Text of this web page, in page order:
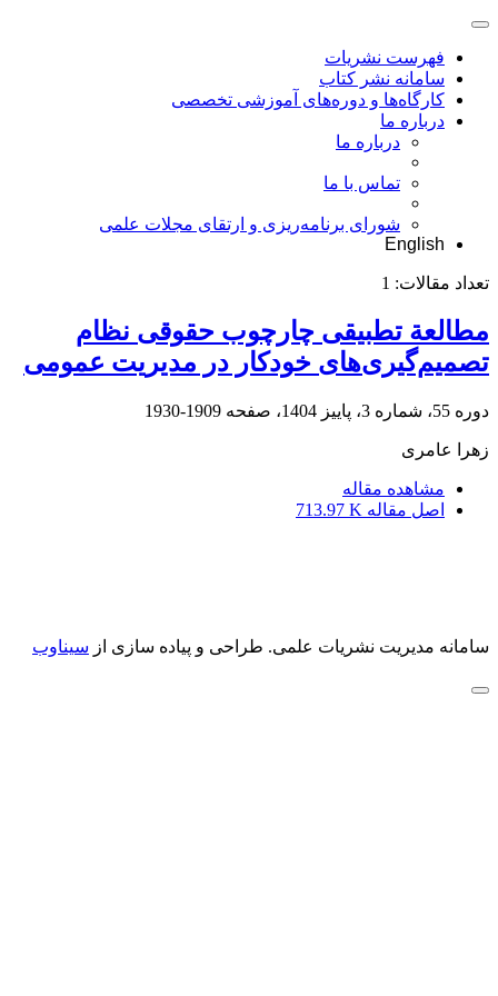
فهرست نشریات
سامانه نشر کتاب
کارگاه‌ها و دوره‌های آموزشی تخصصی
درباره ما
درباره ما
تماس با ما
شورای برنامه‌ریزی و ارتقای مجلات علمی
English
تعداد مقالات: 1
مطالعة تطبیقی چارچوب حقوقی نظام
تصمیم‌گیری‌های خودکار در مدیریت عمومی
دوره 55، شماره 3، پاییز 1404، صفحه 1909-1930
زهرا عامری
مشاهده مقاله
اصل مقاله 713.97 K
سامانه مدیریت نشریات علمی. طراحی و پیاده سازی از سیناوب